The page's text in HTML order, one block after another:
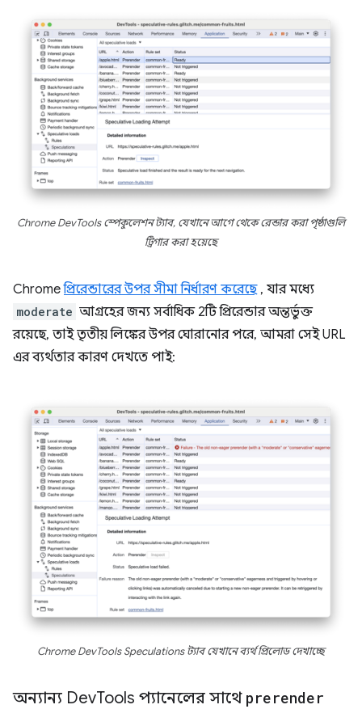
Chrome DevTools স্পেকুলেশন ট্যাব, যেখানে আগে থেকে রেন্ডার করা পৃষ্ঠাগুলি
ট্রিগার করা হয়েছে
Chromeপ্রিরেন্ডারের উপর সীমা নির্ধারণ করেছে, যার মধ্যে
moderate আগ্রহের জন্য সর্বাধিক 2টি প্রিরেন্ডার অন্তর্ভুক্ত
রয়েছে, তাই তৃতীয় লিঙ্কের উপর ঘোরানোর পরে, আমরা সেই URL
এর ব্যর্থতার কারণ দেখতে পাই:
Chrome DevTools Speculations ট্যাব যেখানে ব্যর্থ প্রিলোড দেখাচ্ছে
অন্যান্য DevTools প্যানেলের সাথে prerender